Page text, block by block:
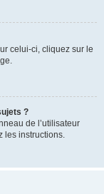
celui-ci, cliquez sur le
?
de l’utilisateur
les instructions.